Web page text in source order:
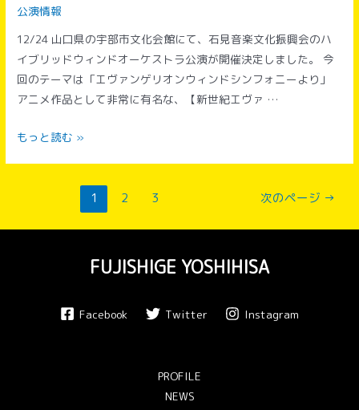
公演情報
12/24 山口県の宇部市文化会館にて、石見音楽文化振興会のハ
イブリッドウィンドオーケストラ公演が開催決定しました。 今
回のテーマは「エヴァンゲリオンウィンドシンフォニーより」
アニメ作品として非常に有名な、【新世紀エヴァ …
12/24
もっと読む »
ナ
1 2 3 次のページ →
FUJISHIGE YOSHIHISA
Facebook Twitter Instagram
PROFILE
NEWS